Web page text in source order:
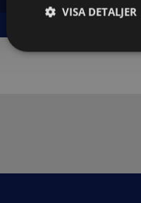
VISA DETALJER